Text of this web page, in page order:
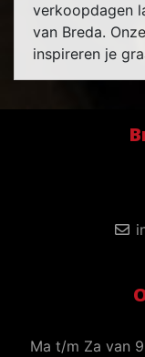
verkoopdagen
van Breda.
inspireren je
Ma t/m Za van